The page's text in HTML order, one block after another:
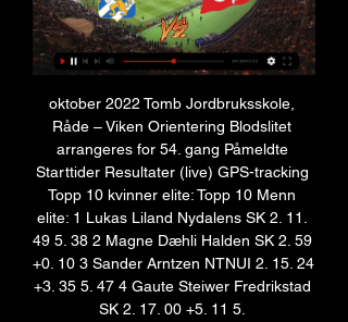
oktober 2022 Tomb Jordbruksskole,
Råde – Viken Orientering Blodslitet
arrangeres for 54. gang Påmeldte
Starttider Resultater (live) GPS-tracking
Topp 10 kvinner elite: Topp 10 Menn
elite: 1 Lukas Liland Nydalens SK 2. 11.
49 5. 38 2 Magne Dæhli Halden SK 2. 59
+0. 10 3 Sander Arntzen NTNUI 2. 15. 24
+3. 35 5. 47 4 Gaute Steiwer Fredrikstad
SK 2. 17. 00 +5. 11 5.